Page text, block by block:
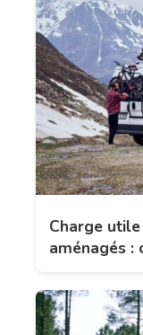
Charge
aménagés :